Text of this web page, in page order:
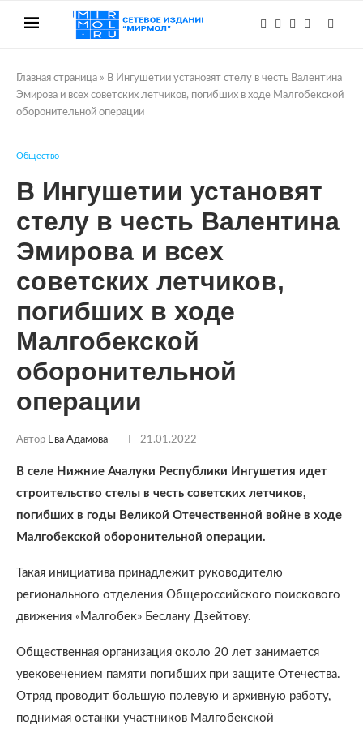
Главная страница » В Ингушетии установят стелу в честь Валентина
Эмирова и всех советских летчиков, погибших в ходе Малгобекской
оборонительной операции
Общество
В Ингушетии установят
стелу в честь Валентина
Эмирова и всех
советских летчиков,
погибших в ходе
Малгобекской
оборонительной
операции
Автор Ева Адамова 21.01.2022
В селе Нижние Ачалуки Республики Ингушетия идет
строительство стелы в честь советских летчиков,
погибших в годы Великой Отечественной войне в ходе
Малгобекской оборонительной операции.
Такая инициатива принадлежит руководителю
регионального отделения Общероссийского поискового
движения «Малгобек» Беслану Дзейтову.
Общественная организация около 20 лет занимается
увековечением памяти погибших при защите Отечества.
Отряд проводит большую полевую и архивную работу,
поднимая останки участников Малгобекской